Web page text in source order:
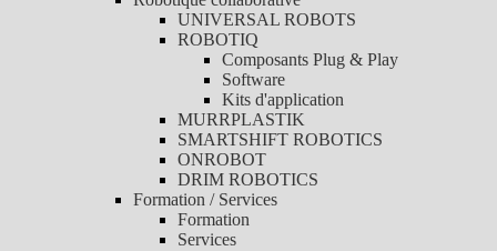
UNIVERSAL ROBOTS
ROBOTIQ
Composants Plug & Play
Software
Kits d'application
MURRPLASTIK
SMARTSHIFT ROBOTICS
ONROBOT
DRIM ROBOTICS
Formation / Services
Formation
Services